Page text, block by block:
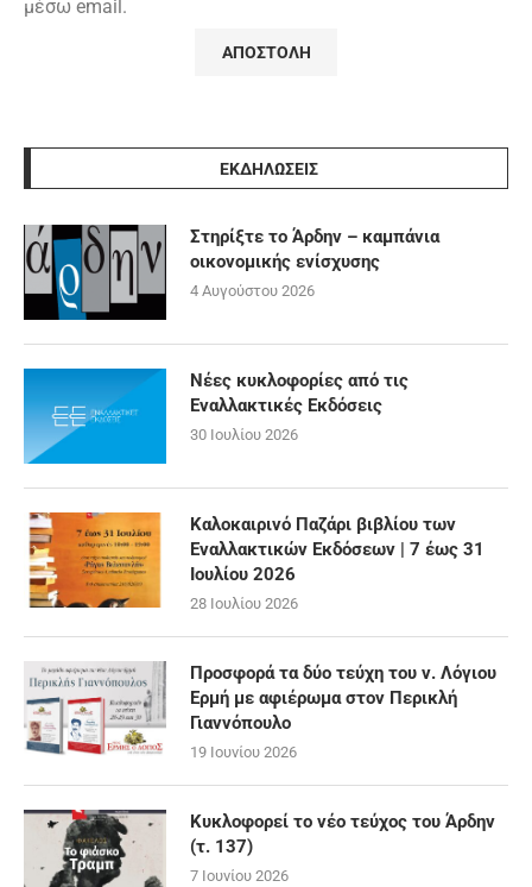
μέσω email.
ΕΚΔΗΛΩΣΕΙΣ
Στηρίξτε το Άρδην – καμπάνια
οικονομικής ενίσχυσης
4 Αυγούστου 2026
Νέες κυκλοφορίες από τις
Εναλλακτικές Εκδόσεις
30 Ιουλίου 2026
Καλοκαιρινό Παζάρι βιβλίου των
Εναλλακτικών Εκδόσεων | 7 έως 31
Ιουλίου 2026
28 Ιουλίου 2026
Προσφορά τα δύο τεύχη του ν. Λόγιου
Ερμή με αφιέρωμα στον Περικλή
Γιαννόπουλο
19 Ιουνίου 2026
Κυκλοφορεί το νέο τεύχος του Άρδην
(τ. 137)
7 Ιουνίου 2026